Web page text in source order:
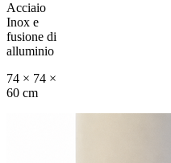
Acciaio
Inox e
fusione di
alluminio
74 × 74 ×
60 cm